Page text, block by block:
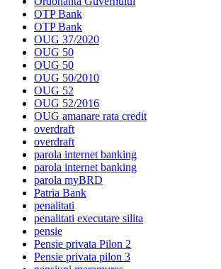
OTP Bank
OTP Bank
OUG 37/2020
OUG 50
OUG 50
OUG 50/2010
OUG 52
OUG 52/2016
OUG amanare rata credit
overdraft
overdraft
parola internet banking
parola internet banking
parola myBRD
Patria Bank
penalitati
penalitati executare silita
pensie
Pensie privata Pilon 2
Pensie privata pilon 3